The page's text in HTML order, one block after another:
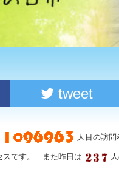
tweet
人目の訪
スです。 また昨日は